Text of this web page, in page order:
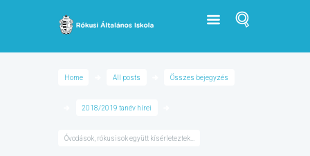
Home All posts Összes bejegyzés
2018/2019 tanév hírei
Óvodások, rókusisok együtt kísérleteztek...